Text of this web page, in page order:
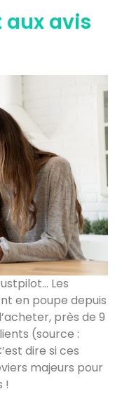
avis
Les
en poupe depuis
près de 9
(source :
dire si ces
majeurs pour
!